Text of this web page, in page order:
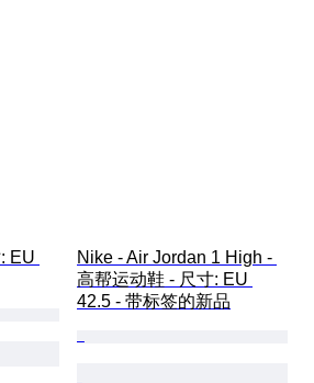
EU
Nike - Air Jordan 1 High -
高帮运动鞋 - 尺寸: EU
42.5 - 带标签的新品